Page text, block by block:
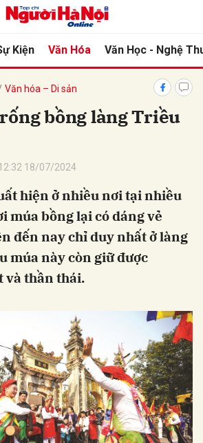
Kiện Văn Hóa Văn Học - Nghệ
Văn hóa – Di sản
bồng làng Triều
18/07/2024
hiện ở nhiều nơi tại nhiều
múa bồng lại có dáng vẻ
đến nay chỉ duy nhất ở làng
múa này còn giữ được
và thần thái.
Hủy